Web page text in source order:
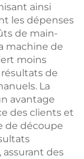
ainsi
les dépenses
de main-
machine de
moins
de
La
avantage
des clients et
de découpe
des